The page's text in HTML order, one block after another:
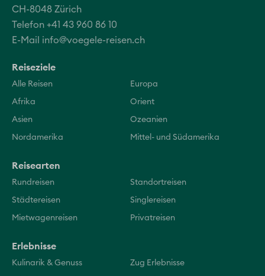
CH-8048 Zürich
Telefon +41 43 960 86 10
E-Mail info@voegele-reisen.ch
Reiseziele
Alle Reisen Europa
Afrika Orient
Asien Ozeanien
Nordamerika Mittel- und Südamerika
Reisearten
Rundreisen Standortreisen
Städtereisen Singlereisen
Mietwagenreisen Privatreisen
Erlebnisse
Kulinarik & Genuss Zug Erlebnisse